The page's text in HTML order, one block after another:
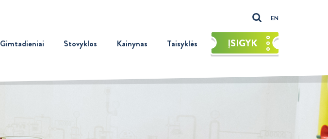
EN
Gimtadieniai Stovyklos Kainynas Taisyklės ĮSIGYK